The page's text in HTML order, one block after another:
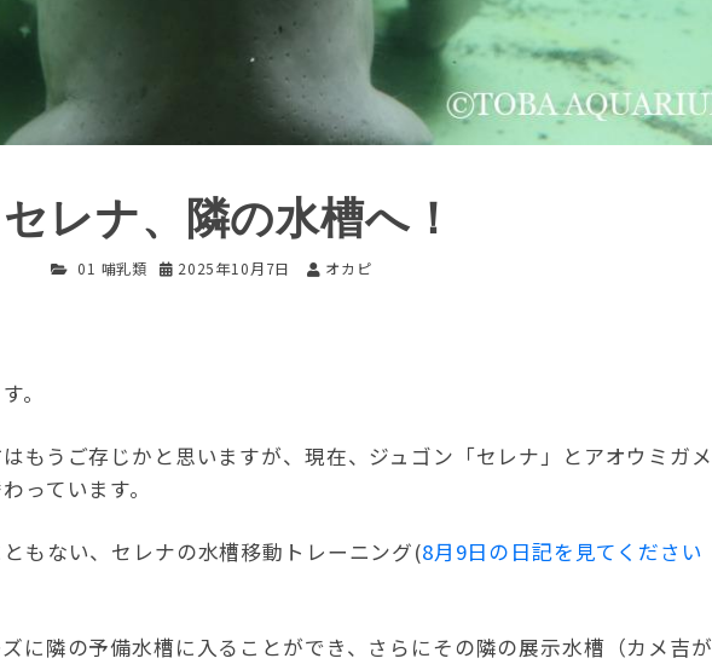
セレナ、隣の水槽へ！
01 哺乳類 2025年10月7日 オカピ
。
もうご存じかと思いますが、現在、ジュゴン「セレナ」とアオウミガメ
っています。
もない、セレナの水槽移動トレーニング(8月9日の日記を見てください
に隣の予備水槽に入ることができ、さらにその隣の展示水槽（カメ吉が